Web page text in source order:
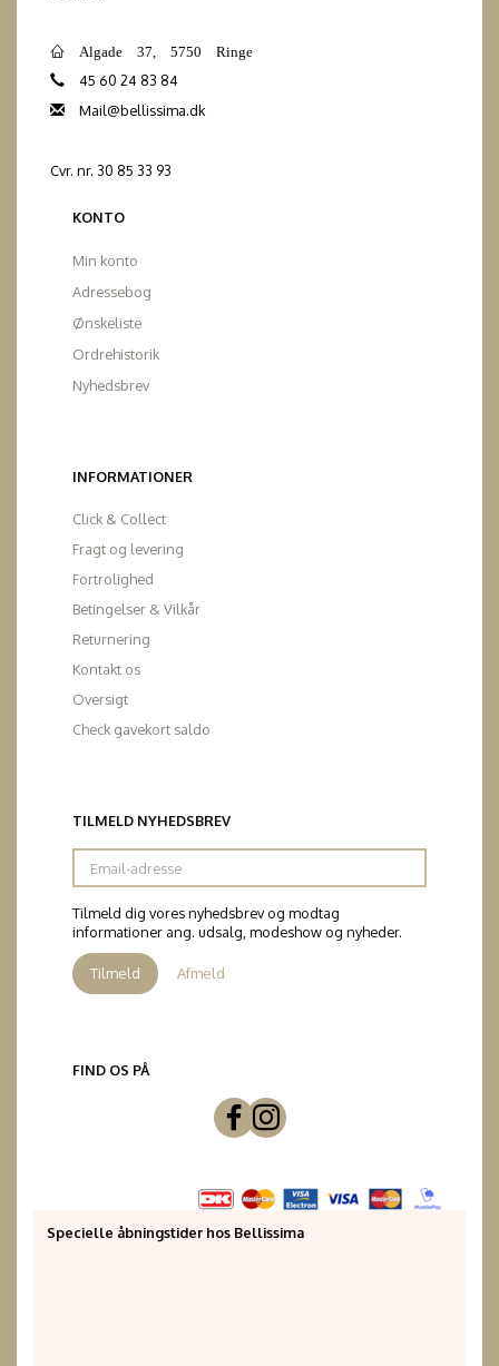
Algade 37, 5750 Ringe
45 60 24 83 84
Mail@bellissima.dk
Cvr. nr. 30 85 33 93
KONTO
Min konto
Adressebog
Ønskeliste
Ordrehistorik
Nyhedsbrev
INFORMATIONER
Click & Collect
Fragt og levering
Fortrolighed
Betingelser & Vilkår
Returnering
Kontakt os
Oversigt
Check gavekort saldo
TILMELD NYHEDSBREV
Email-
adresse
Tilmeld dig vores nyhedsbrev og modtag
informationer ang. udsalg, modeshow og nyheder.
Tilmeld Afmeld
FIND OS PÅ
Specielle åbningstider hos Bellissima